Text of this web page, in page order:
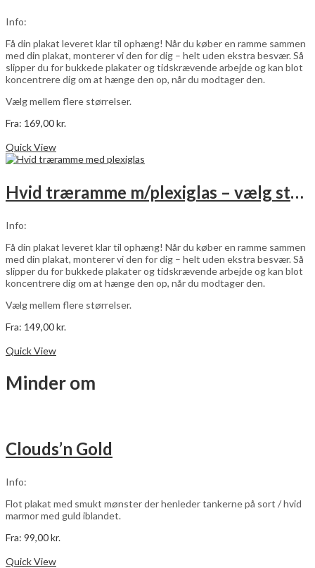
varesiden
Info:
Få din plakat leveret klar til ophæng! Når du køber en ramme sammen
med din plakat, monterer vi den for dig – helt uden ekstra besvær. Så
slipper du for bukkede plakater og tidskrævende arbejde og kan blot
koncentrere dig om at hænge den op, når du modtager den.
Vælg mellem flere størrelser.
Fra: 169,00kr.
har
Mulighederne
varesiden
Quick View
Hvid træramme m/plexiglas – vælg størrelse
Info:
Få din plakat leveret klar til ophæng! Når du køber en ramme sammen
med din plakat, monterer vi den for dig – helt uden ekstra besvær. Så
slipper du for bukkede plakater og tidskrævende arbejde og kan blot
koncentrere dig om at hænge den op, når du modtager den.
Vælg mellem flere størrelser.
Fra: 149,00kr.
varianter.
varesiden
Quick View
Minder om
Clouds’n Gold
Info:
Flot plakat med smukt mønster der henleder tankerne på sort / hvid
marmor med guld iblandet.
Fra: 99,00kr.
Quick View